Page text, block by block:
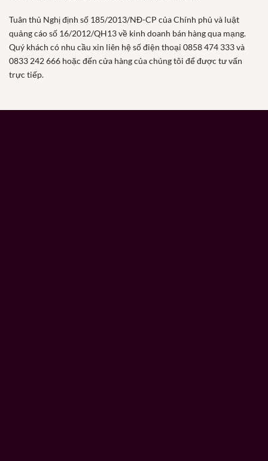
Tuân thủ Nghị định số 185/2013/NĐ-CP của Chính phủ và luật
quảng cáo số 16/2012/QH13 về kinh doanh bán hàng qua mạng.
Quý khách có nhu cầu xin liên hệ số điện thoại 0858 474 333 và
0833 242 666 hoặc đến cửa hàng của chúng tôi để được tư vấn
trực tiếp.